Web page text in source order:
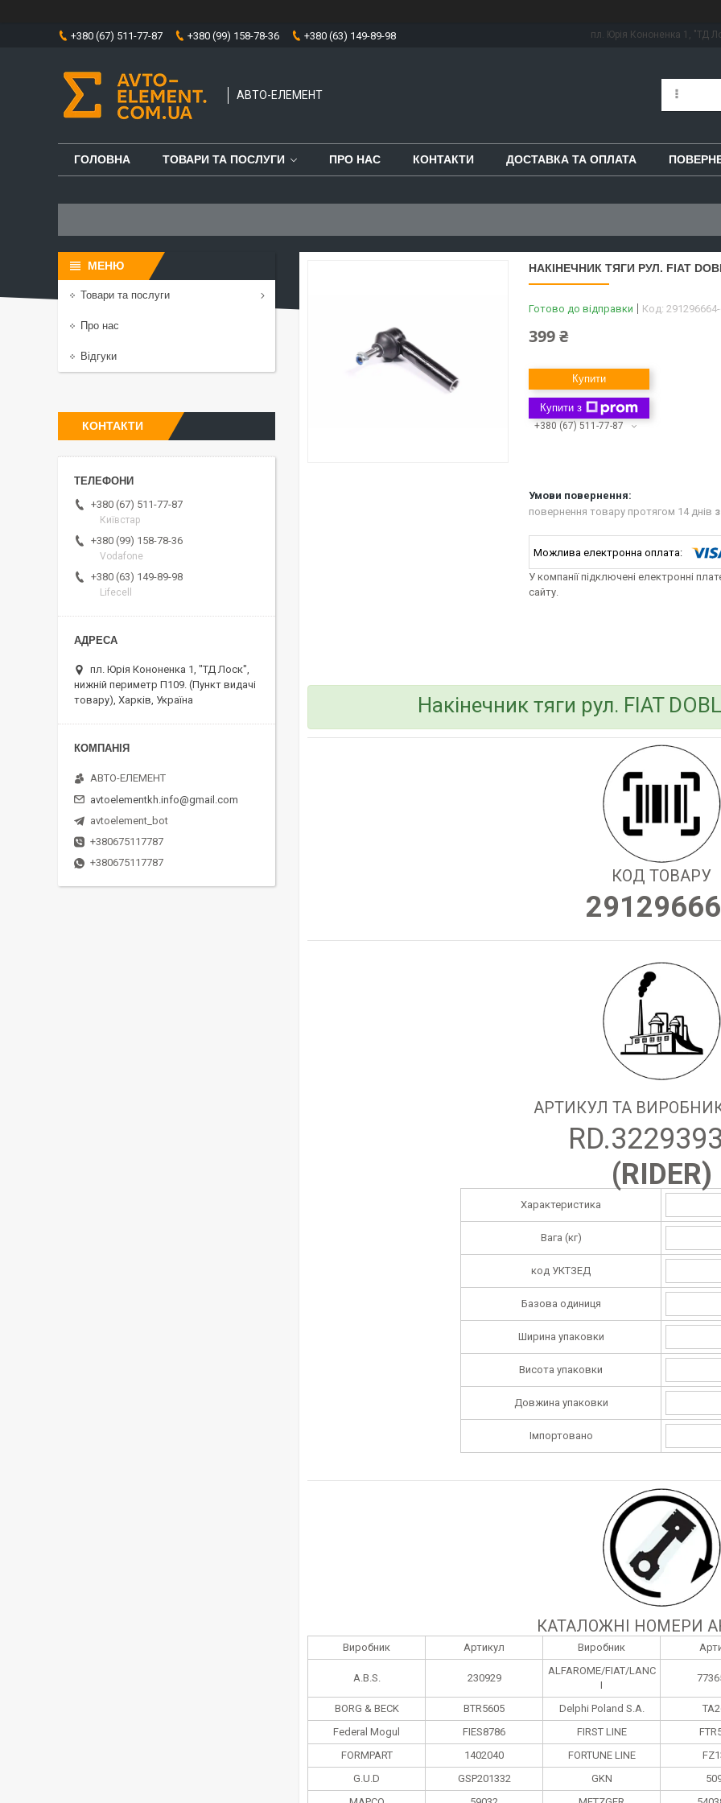
+380 (67) 511-77-87 +380 (99) 158-78-36 +380 (63) 149-89-98 пл. Юрія Кононенка 1, "ТД
АВТО-ЕЛЕМЕНТ
ГОЛОВНА ТОВАРИ ТА ПОСЛУГИ ПРО НАС КОНТАКТИ ДОСТАВКА ТА ОПЛАТА
НАКІНЕЧНИК ТЯГИ РУЛ. FIAT
Готово до відправки Код:
399 ₴
Купити
Купити з
+380 (67) 511-77-87
повернення товару протягом 14 днів
У компанії підключені електронні
сайту.
Накінечник тяги рул. FIAT
КОД ТОВАРУ
АРТИКУЛ ТА
(RIDER)
Характеристика
Вага (кг)
код УКТЗЕД
Базова одиниця
Ширина упаковки
Висота упаковки
Довжина упаковки
Імпортовано
КАТАЛОЖНІ НОМЕРИ
Виробник Артикул Виробник
A.B.S. 230929
ALFAROME/FIAT/LANC
I
BORG & BECK BTR5605 Delphi Poland S.А.
Federal Mogul
FIES8786 FIRST LINE
FORMPART
1402040 FORTUNE LINE
G.U.D
GSP201332 GKN
Товари та послуги
Про нас
Відгуки
КОНТАКТИ
+380 (67) 511-77-87
Київстар
+380 (99) 158-78-36
Vodafone
+380 (63) 149-89-98
Lifecell
пл. Юрія Кононенка 1, "ТД Лоск",
нижній периметр П109. (Пункт видачі
товару), Харків, Україна
АВТО-ЕЛЕМЕНТ
avtoelementkh.info@gmail.com
avtoelement_bot
+380675117787
+380675117787